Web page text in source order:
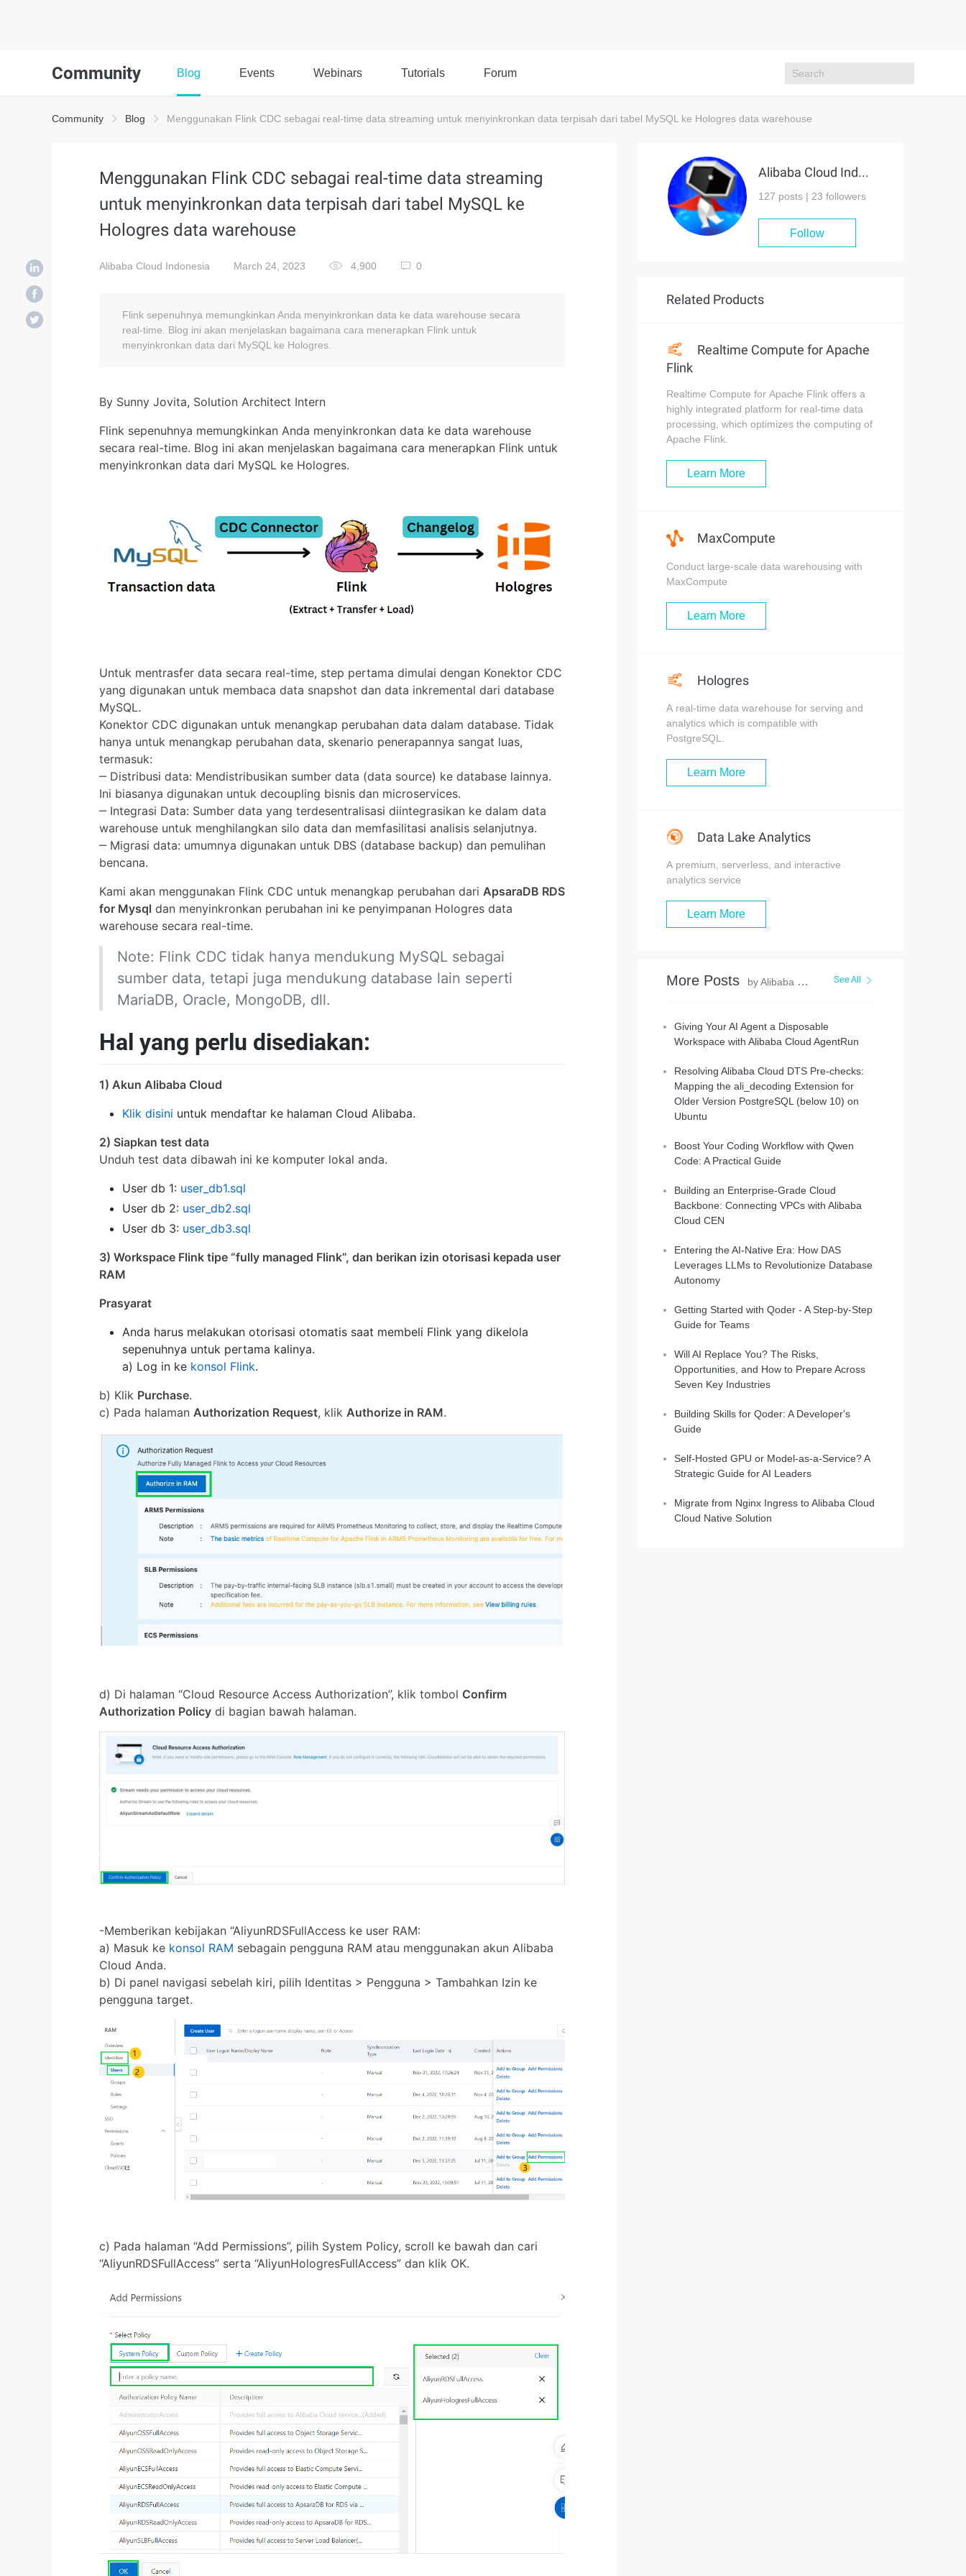
Community Blog Events Webinars Tutorials Forum
Community Blog Menggunakan Flink CDC sebagai real-time data streaming untuk menyinkronkan data terpisah dari tabel MySQL ke Hologres data warehouse
Menggunakan Flink CDC sebagai real-time data streaming
untuk menyinkronkan data terpisah dari tabel MySQL ke
Hologres data warehouse
Alibaba Cloud Indonesia March 24, 2023 4,900 0
Flink sepenuhnya memungkinkan Anda menyinkronkan data ke data warehouse secara
real-time. Blog ini akan menjelaskan bagaimana cara menerapkan Flink untuk
menyinkronkan data dari MySQL ke Hologres.
By Sunny Jovita, Solution Architect Intern
Flink sepenuhnya memungkinkan Anda menyinkronkan data ke data warehouse
secara real-time. Blog ini akan menjelaskan bagaimana cara menerapkan Flink untuk
menyinkronkan data dari MySQL ke Hologres.
Untuk mentrasfer data secara real-time, step pertama dimulai dengan Konektor CDC
yang digunakan untuk membaca data snapshot dan data inkremental dari database
MySQL.
Konektor CDC digunakan untuk menangkap perubahan data dalam database. Tidak
hanya untuk menangkap perubahan data, skenario penerapannya sangat luas,
termasuk:
‒ Distribusi data: Mendistribusikan sumber data (data source) ke database lainnya.
Ini biasanya digunakan untuk decoupling bisnis dan microservices.
‒ Integrasi Data: Sumber data yang terdesentralisasi diintegrasikan ke dalam data
warehouse untuk menghilangkan silo data dan memfasilitasi analisis selanjutnya.
‒ Migrasi data: umumnya digunakan untuk DBS (database backup) dan pemulihan
bencana.
Kami akan menggunakan Flink CDC untuk menangkap perubahan dari ApsaraDB RDS
for Mysql dan menyinkronkan perubahan ini ke penyimpanan Hologres data
warehouse secara real-time.
Note: Flink CDC tidak hanya mendukung MySQL sebagai
sumber data, tetapi juga mendukung database lain seperti
MariaDB, Oracle, MongoDB, dll.
Hal yang perlu disediakan:
1) Akun Alibaba Cloud
Klik disini untuk mendaftar ke halaman Cloud Alibaba.
2) Siapkan test data
Unduh test data dibawah ini ke komputer lokal anda.
User db 1: user_db1.sql
User db 2: user_db2.sql
User db 3: user_db3.sql
3) Workspace Flink tipe “fully managed Flink”, dan berikan izin otorisasi kepada user
RAM
Prasyarat
Anda harus melakukan otorisasi otomatis saat membeli Flink yang dikelola
sepenuhnya untuk pertama kalinya.
a) Log in ke konsol Flink.
b) Klik Purchase.
c) Pada halaman Authorization Request, klik Authorize in RAM.
d) Di halaman “Cloud Resource Access Authorization”, klik tombol Confirm
Authorization Policy di bagian bawah halaman.
-Memberikan kebijakan “AliyunRDSFullAccess ke user RAM:
a) Masuk ke konsol RAM sebagain pengguna RAM atau menggunakan akun Alibaba
Cloud Anda.
b) Di panel navigasi sebelah kiri, pilih Identitas > Pengguna > Tambahkan Izin ke
pengguna target.
c) Pada halaman “Add Permissions”, pilih System Policy, scroll ke bawah dan cari
“AliyunRDSFullAccess” serta “AliyunHologresFullAccess” dan klik OK.
Alibaba Cloud Indonesia
127 posts | 23 followers
Follow
Related Products
Realtime Compute for Apache
Flink
Realtime Compute for Apache Flink offers a
highly integrated platform for real-time data
processing, which optimizes the computing of
Apache Flink.
Learn More
MaxCompute
Conduct large-scale data warehousing with
MaxCompute
Learn More
Hologres
A real-time data warehouse for serving and
analytics which is compatible with
PostgreSQL.
Learn More
Data Lake Analytics
A premium, serverless, and interactive
analytics service
Learn More
More Posts by Alibaba Cloud Indonesia See All
Giving Your AI Agent a Disposable
Workspace with Alibaba Cloud AgentRun
Resolving Alibaba Cloud DTS Pre-checks:
Mapping the ali_decoding Extension for
Older Version PostgreSQL (below 10) on
Ubuntu
Boost Your Coding Workflow with Qwen
Code: A Practical Guide
Building an Enterprise-Grade Cloud
Backbone: Connecting VPCs with Alibaba
Cloud CEN
Entering the AI-Native Era: How DAS
Leverages LLMs to Revolutionize Database
Autonomy
Getting Started with Qoder - A Step-by-Step
Guide for Teams
Will AI Replace You? The Risks,
Opportunities, and How to Prepare Across
Seven Key Industries
Building Skills for Qoder: A Developer's
Guide
Self-Hosted GPU or Model-as-a-Service? A
Strategic Guide for AI Leaders
Migrate from Nginx Ingress to Alibaba Cloud
Cloud Native Solution